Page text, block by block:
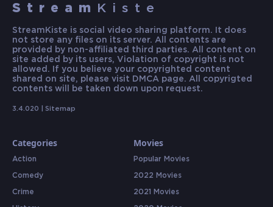
Stream Kiste
StreamKiste is social video sharing platform. It does
not store any files on its server. All contents are
provided by non-affiliated third parties. All content on
site added by its users, Violation of copyright is not
allowed. If you believe your copyrighted content
shared on site, please visit DMCA page. All copyrigted
contents will be taken down upon request.
3.4.020 | Sitemap
Categories
Action
Comedy
Crime
Movies
Popular Movies
2022 Movies
2021 Movies